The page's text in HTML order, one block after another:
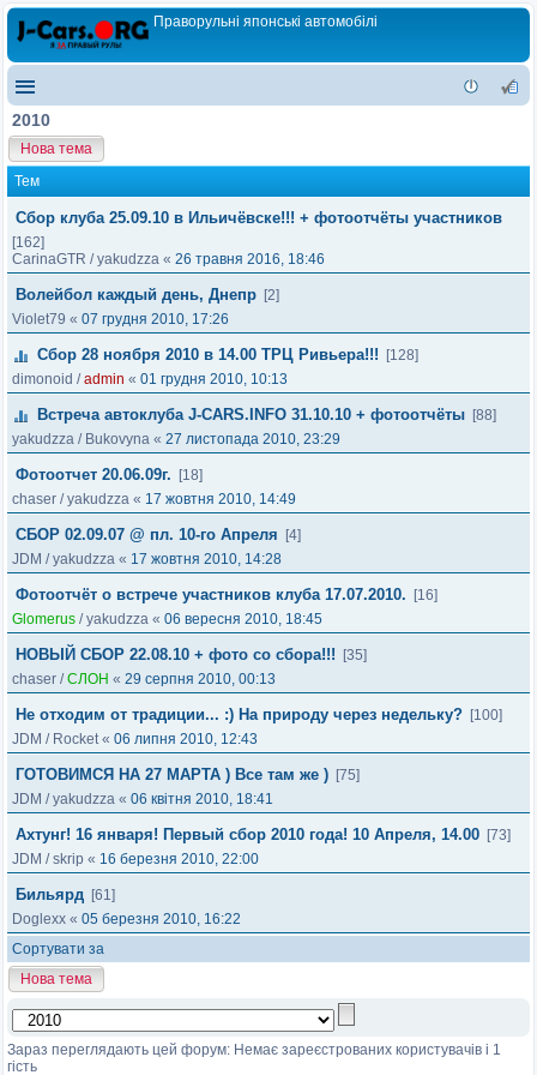
Праворульні японські автомобілі
2010
Нова тема
Тем
Сбор клуба 25.09.10 в Ильичёвске!!! + фотоотчёты участников
[162]
CarinaGTR /yakudzza « 26 травня 2016, 18:46
Волейбол каждый день, Днепр [2]
Violet79 « 07 грудня 2010, 17:26
Сбор 28 ноября 2010 в 14.00 ТРЦ Ривьера!!!
[128]
dimonoid /admin « 01 грудня 2010, 10:13
Встреча автоклуба J-CARS.INFO 31.10.10 + фотоотчёты [88]
yakudzza / Bukovyna « 27 листопада 2010, 23:29
Фотоотчет 20.06.09г.
[18]
chaser /yakudzza « 17 жовтня 2010, 14:49
СБОР 02.09.07 @ пл. 10-го Апреля
[4]
JDM /yakudzza « 17 жовтня 2010, 14:28
Фотоотчёт о встрече участников клуба 17.07.2010.
[16]
Glomerus /yakudzza « 06 вересня 2010, 18:45
НОВЫЙ СБОР 22.08.10 + фото со сбора!!!
[35]
chaser /СЛОН « 29 серпня 2010, 00:13
Не отходим от традиции... :) На природу через недельку? [100]
JDM / Rocket« 06 липня 2010, 12:43
ГОТОВИМСЯ НА 27 МАРТА ) Все там же ) [75]
JDM /yakudzza « 06 квітня 2010, 18:41
Ахтунг! 16 января! Первый сбор 2010 года! 10 Апреля, 14.00 [73]
JDM /skrip « 16 березня 2010, 22:00
Бильярд [61]
Doglexx « 05 березня 2010, 16:22
Сортувати за
Нова тема
Зараз переглядають цей форум: Немає зареєстрованих користувачів і 1
гість